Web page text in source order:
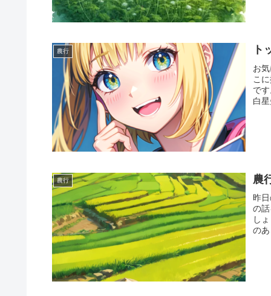
農行 ト
お
こ
で
白
農行 農
昨
の
し
の